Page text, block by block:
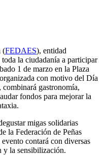
(FEDAES), entidad
la ciudadanía a participar
1 de marzo en la Plaza
con motivo del Día
gastronomía,
fondos para mejorar la
migas solidarias
la Federación de Peñas
contará con diversas
y la sensibilización.